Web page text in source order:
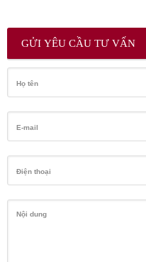
GỬI YÊU CẦU TƯ VẤN